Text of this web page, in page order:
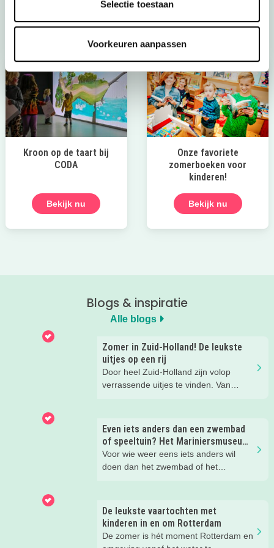
Selectie toestaan
Voorkeuren aanpassen
Kroon op de taart bij
CODA
Bekijk nu
Onze favoriete
zomerboeken voor
kinderen!
Bekijk nu
Blogs & inspiratie
Alle blogs
Zomer in Zuid-Holland! De leukste
uitjes op een rij
Door heel Zuid-Holland zijn volop
verrassende uitjes te vinden. Van
weer een aantal echt toffe zomeruitjes
in Zuid-Holland. En die delen we
natuurlijk graag met je!
Even iets anders dan een zwembad
of speeltuin? Het Mariniersmuseum
bleek een schot in de roos.
Voor wie weer eens iets anders wil
doen dan het zwembad of het
eerste meiweek waarin vrijheid
centraal staat, is het een mooi moment
om hier eens wat langer bij stil te
staan. Dus bezocht onze kidsreporter
De leukste vaartochten met
kinderen in en om Rotterdam
De zomer is hét moment Rotterdam en